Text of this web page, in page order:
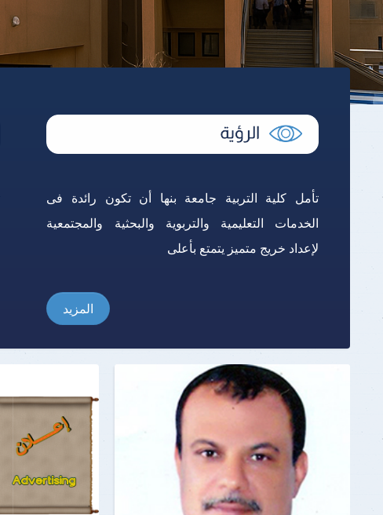
تأمل كلية التربية جامعة بنها أن تكون رائدة فى
الخدمات التعليمية والتربوية والبحثية والمجتمعية
لإعداد خريج متميز يتمتع بأعلى
المزيد